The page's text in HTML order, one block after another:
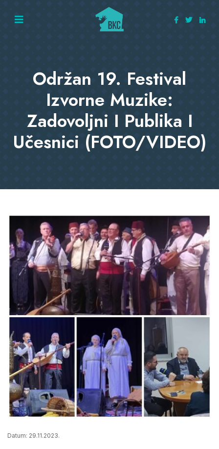
Održan 19. Festival
Izvorne Muzike:
Zadovoljni I Publika I
Učesnici (FOTO/VIDEO)
Datum: 29.11.2023.